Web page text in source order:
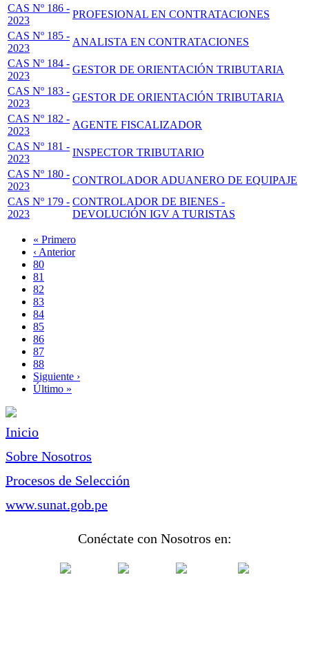
CAS Nº 186 -
2023
PROFESIONAL EN CONTRATACIONES
CAS Nº 185 -
2023
ANALISTA EN CONTRATACIONES
CAS Nº 184 -
2023
GESTOR DE ORIENTACIÓN TRIBUTARIA
CAS Nº 183 -
2023
GESTOR DE ORIENTACIÓN TRIBUTARIA
CAS Nº 182 -
2023
AGENTE FISCALIZADOR
CAS Nº 181 -
2023
INSPECTOR TRIBUTARIO
CAS Nº 180 -
2023
CONTROLADOR ADUANERO DE EQUIPAJE
CAS Nº 179 -
2023
CONTROLADOR DE BIENES -
DEVOLUCIÓN IGV A TURISTAS
Paginación
Primera
página
« Primero
Página
anterior
‹ Anterior
Page
80
Page
81
Page
82
Page
83
Página
actual
84
Page
85
Page
86
Page
87
Page
88
Siguiente
página
Siguiente ›
Última
Último »
Inicio
Sobre Nosotros
Procesos de Selección
www.sunat.gob.pe
Conéctate con Nosotros en: